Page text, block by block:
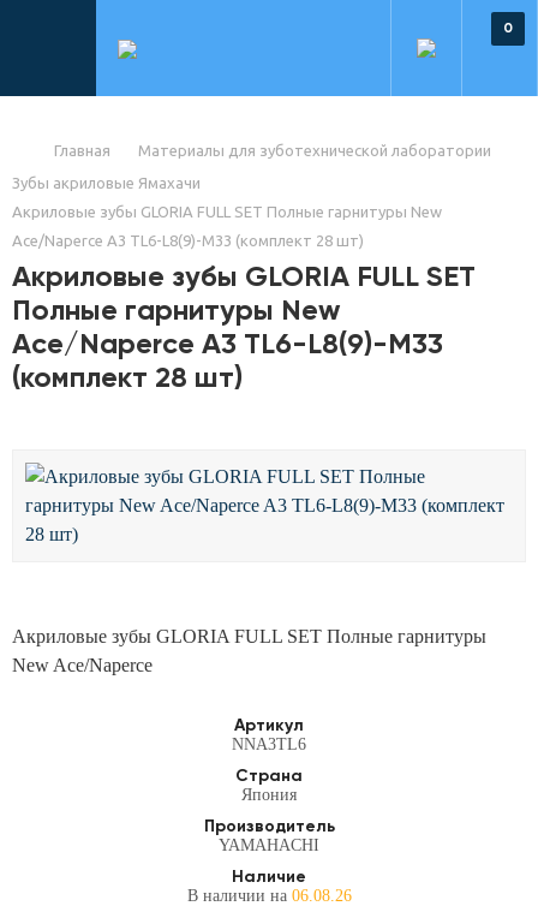
0
Главная
Материалы для зуботехнической лаборатории
Зубы акриловые Ямахачи
Акриловые зубы GLORIA FULL SET Полные гарнитуры New
Ace/Naperce A3 TL6-L8(9)-M33 (комплект 28 шт)
Акриловые зубы GLORIA FULL SET
Полные гарнитуры New
Ace/Naperce A3 TL6-L8(9)-M33
(комплект 28 шт)
Акриловые зубы GLORIA FULL SET Полные гарнитуры
New Ace/Naperce
Артикул
NNA3TL6
Страна
Япония
Производитель
YAMAHACHI
Наличие
В наличии на 06.08.26